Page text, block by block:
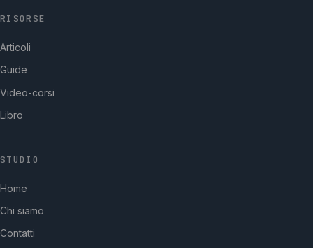
RISORSE
Articoli
Guide
Video-corsi
Libro
STUDIO
Home
Chi siamo
Contatti